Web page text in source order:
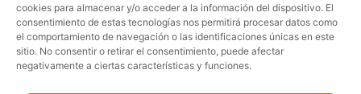
cookies para almacenar y/o acceder a la información del dispositivo. El
consentimiento de estas tecnologías nos permitirá procesar datos como
el comportamiento de navegación o las identificaciones únicas en este
sitio. No consentir o retirar el consentimiento, puede afectar
negativamente a ciertas características y funciones.
Proyecto acogido al programa de
incentivos ligados al autoconsumo y
almacenamiento, con fuentes de energía
renovables, así como a la implantación